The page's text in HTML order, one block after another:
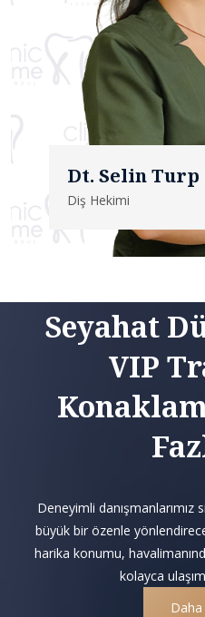
Dt. Selin Turp
Diş Hekimi
Seyahat
VIP
Deneyimli danışmanlarımız
büyük bir özenle
harika konumu,
kolayca
Daha